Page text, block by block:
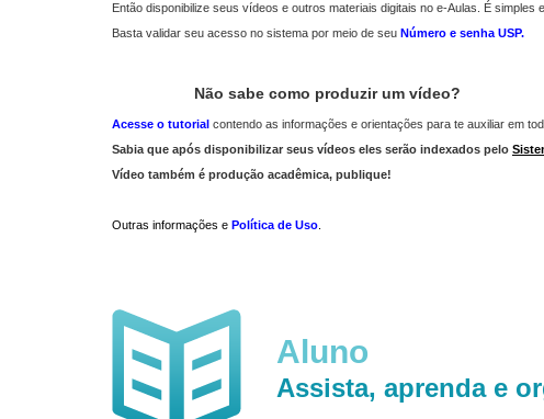
Então disponibilize seus vídeos e outros materiais digitais no e-Aulas. É simples
Basta validar seu acesso no sistema por meio de seu Número e senha USP.
Não sabe como produzir um vídeo?
Acesse o tutorial contendo as informações e orientações para te auxiliar em
Sabia que após disponibilizar seus vídeos eles serão indexados pelo
Vídeo também é produção acadêmica, publique!
Outras informações e Política de Uso
Aluno
Assista, aprenda e